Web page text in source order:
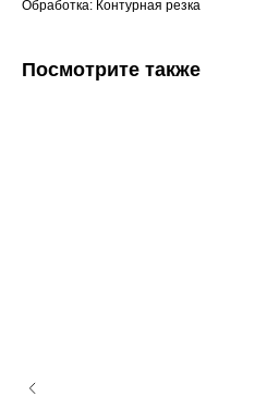
Обработка: Контурная резка
Посмотрите также